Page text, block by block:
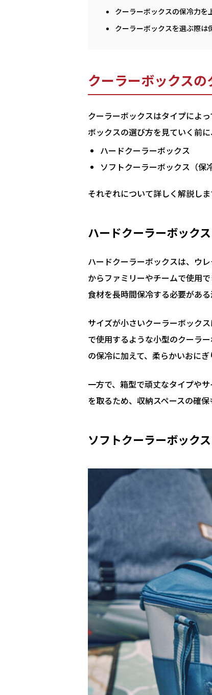
クーラーボックスの保冷力を
クーラーボックスを選ぶ際は
クーラーボックスの
クーラーボックスはタイプによ
ボックスの選び方を見ていく前
ハードクーラーボックス
ソフトクーラーボックス（保
それぞれについて詳しく解説しま
ハードクーラーボックス
ハードクーラーボックスは、ウ
からファミリーやチームで使用
食材を長時間保冷する必要があ
サイズが小さいクーラーボック
で使用するような小型のクーラ
の保冷に加えて、柔らかいおに
一方で、箱型で頑丈なタイプや
を取るため、収納スペースの確保
ソフトクーラーボックス